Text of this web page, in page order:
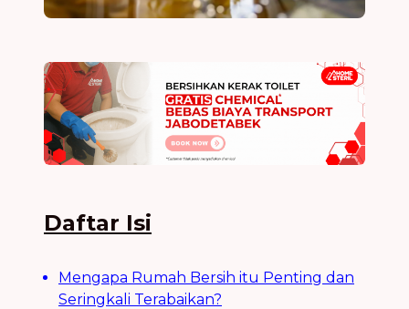
Daftar Isi
Mengapa Rumah Bersih itu Penting dan
Seringkali Terabaikan?